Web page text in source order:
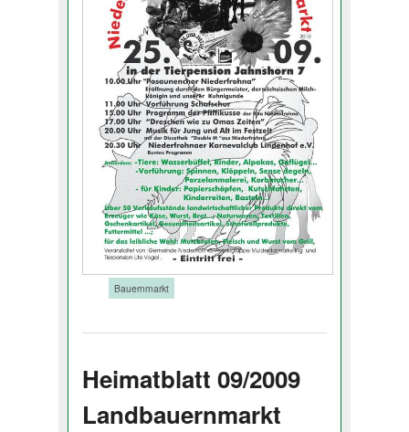
Bauernmarkt
Heimatblatt 09/2009
Landbauernmarkt